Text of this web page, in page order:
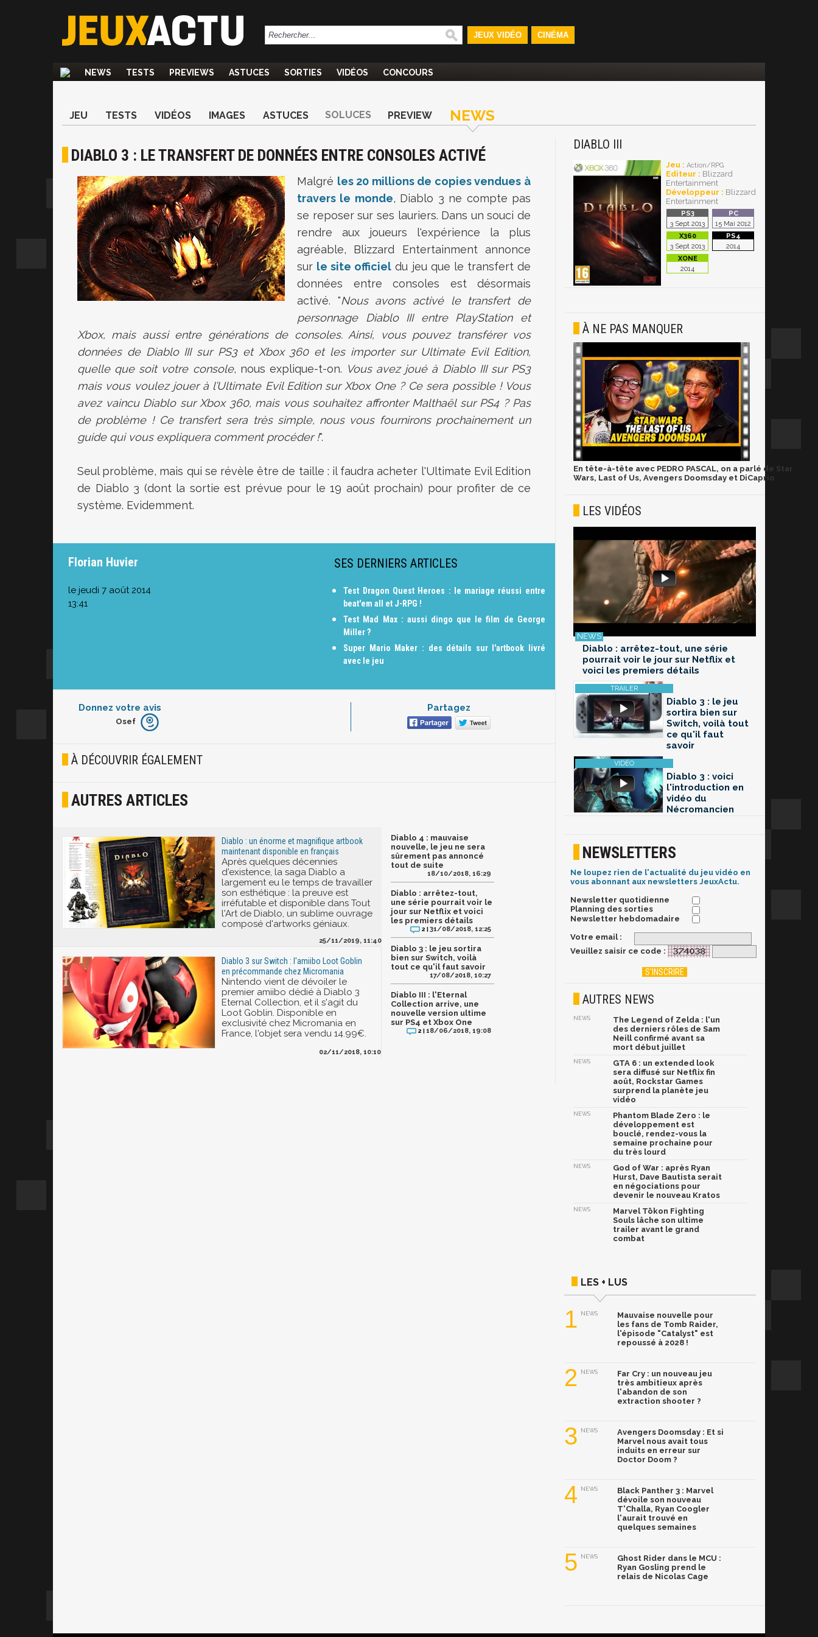
JEUX VIDÉO CINÉMA
NEWS TESTS PREVIEWS ASTUCES SORTIES VIDÉOS CONCOURS
JEU TESTS VIDÉOS IMAGES ASTUCES SOLUCES PREVIEW NEWS
DIABLO 3 : LE TRANSFERT DE DONNÉES ENTRE CONSOLES ACTIVÉ
Malgré les 20 millions de copies vendues à
travers le monde, Diablo 3 ne compte pas
se reposer sur ses lauriers. Dans un souci de
rendre aux joueurs l'expérience la plus
agréable, Blizzard Entertainment annonce
sur le site officiel du jeu que le transfert de
données entre consoles est désormais
activé. "Nous avons activé le transfert de
personnage Diablo III entre PlayStation et
Xbox, mais aussi entre générations de consoles. Ainsi, vous pouvez transférer vos
données de Diablo III sur PS3 et Xbox 360 et les importer sur Ultimate Evil Edition,
quelle que soit votre console, nous explique-t-on. Vous avez joué à Diablo III sur PS3
mais vous voulez jouer à l’Ultimate Evil Edition sur Xbox One ? Ce sera possible ! Vous
avez vaincu Diablo sur Xbox 360, mais vous souhaitez affronter Malthaël sur PS4 ? Pas
de problème ! Ce transfert sera très simple, nous vous fournirons prochainement un
guide qui vous expliquera comment procéder !".
Seul problème, mais qui se révèle être de taille : il faudra acheter l'Ultimate Evil Edition
de Diablo 3 (dont la sortie est prévue pour le 19 août prochain) pour profiter de ce
système. Evidemment.
Florian Huvier
le jeudi 7 août 2014
13:41
SES DERNIERS ARTICLES
Test Dragon Quest Heroes : le mariage réussi entre
beat'em all et J-RPG !
Test Mad Max : aussi dingo que le film de George
Miller ?
Super Mario Maker : des détails sur l'artbook livré
avec le jeu
Donnez votre avis
Furieux
Joyeux
Osef
Partagez
À DÉCOUVRIR ÉGALEMENT
AUTRES ARTICLES
Diablo : un énorme et magnifique artbook
maintenant disponible en français
Après quelques décennies
d'existence, la saga Diablo a
largement eu le temps de travailler
son esthétique : la preuve est
irréfutable et disponible dans Tout
l'Art de Diablo, un sublime ouvrage
composé d'artworks géniaux.
25/11/2019, 11:40
Diablo 3 sur Switch : l'amiibo Loot Goblin
en précommande chez Micromania
Nintendo vient de dévoiler le
premier amiibo dédié à Diablo 3
Eternal Collection, et il s'agit du
Loot Goblin. Disponible en
exclusivité chez Micromania en
France, l'objet sera vendu 14.99€.
02/11/2018, 10:10
Diablo 4 : mauvaise
nouvelle, le jeu ne sera
sûrement pas annoncé
tout de suite
18/10/2018, 16:29
Diablo : arrêtez-tout,
une série pourrait voir le
jour sur Netflix et voici
les premiers détails
2 |31/08/2018, 12:25
Diablo 3 : le jeu sortira
bien sur Switch, voilà
tout ce qu'il faut savoir
17/08/2018, 10:27
Diablo III : l'Eternal
Collection arrive, une
nouvelle version ultime
sur PS4 et Xbox One
2 |18/06/2018, 19:08
DIABLO III
Jeu : Action/RPG
Editeur : Blizzard
Entertainment
Développeur : Blizzard
Entertainment
3 Sept 2013 15 Mai 2012
3 Sept 2013 2014
2014
À NE PAS MANQUER
En tête-à-tête avec PEDRO PASCAL, on a parlé de Star
Wars, Last of Us, Avengers Doomsday et DiCaprio
LES VIDÉOS
Diablo : arrêtez-tout, une série
pourrait voir le jour sur Netflix et
voici les premiers détails
Diablo 3 : le jeu
sortira bien sur
Switch, voilà tout
ce qu'il faut
savoir
Diablo 3 : voici
l'introduction en
vidéo du
Nécromancien
NEWSLETTERS
Ne loupez rien de l'actualité du jeu vidéo en
vous abonnant aux newsletters JeuxActu.
Newsletter quotidienne
Planning des sorties
Newsletter hebdomadaire
Votre email :
Veuillez saisir ce code :
AUTRES NEWS
NEWS
The Legend of Zelda : l'un
des derniers rôles de Sam
Neill confirmé avant sa
mort début juillet
NEWS
GTA 6 : un extended look
sera diffusé sur Netflix fin
août, Rockstar Games
surprend la planète jeu
vidéo
NEWS
Phantom Blade Zero : le
développement est
bouclé, rendez-vous la
semaine prochaine pour
du très lourd
NEWS
God of War : après Ryan
Hurst, Dave Bautista serait
en négociations pour
devenir le nouveau Kratos
NEWS
Marvel Tōkon Fighting
Souls lâche son ultime
trailer avant le grand
combat
LES + LUS
1 NEWS
Mauvaise nouvelle pour
les fans de Tomb Raider,
l'épisode "Catalyst" est
repoussé à 2028 !
2 NEWS
Far Cry : un nouveau jeu
très ambitieux après
l'abandon de son
extraction shooter ?
3 NEWS
Avengers Doomsday : Et si
Marvel nous avait tous
induits en erreur sur
Doctor Doom ?
4 NEWS
Black Panther 3 : Marvel
dévoile son nouveau
T'Challa, Ryan Coogler
l'aurait trouvé en
quelques semaines
5 NEWS
Ghost Rider dans le MCU :
Ryan Gosling prend le
relais de Nicolas Cage